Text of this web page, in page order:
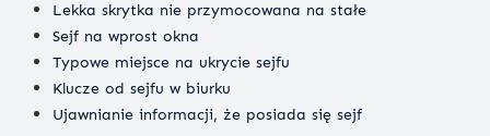
Lekka skrytka nie przymocowana na stałe
Sejf na wprost okna
Typowe miejsce na ukrycie sejfu
Klucze od sejfu w biurku
Ujawnianie informacji, że posiada się sejf